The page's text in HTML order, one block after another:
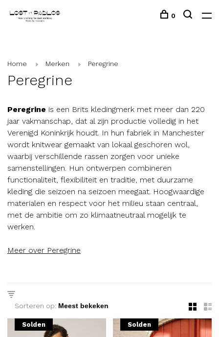
0
Home Merken Peregrine
Peregrine
Peregrine is een Brits kledingmerk met meer dan 220
jaar vakmanschap, dat al zijn productie volledig in het
Verenigd Koninkrijk houdt. In hun fabriek in Manchester
wordt knitwear gemaakt van lokaal geschoren wol,
waarbij verschillende rassen zorgen voor unieke
samenstellingen. Hun ontwerpen combineren
functionaliteit, flexibiliteit en traditie, met duurzame
kleding die seizoen na seizoen meegaat. Hoogwaardige
materialen en respect voor het milieu staan centraal,
met de ambitie om zo klimaatneutraal mogelijk te
werken.
Meer over Peregrine
Sorteren op:
Solden Solden